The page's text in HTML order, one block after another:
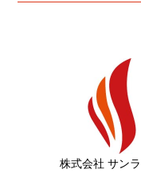
株式会社 サン